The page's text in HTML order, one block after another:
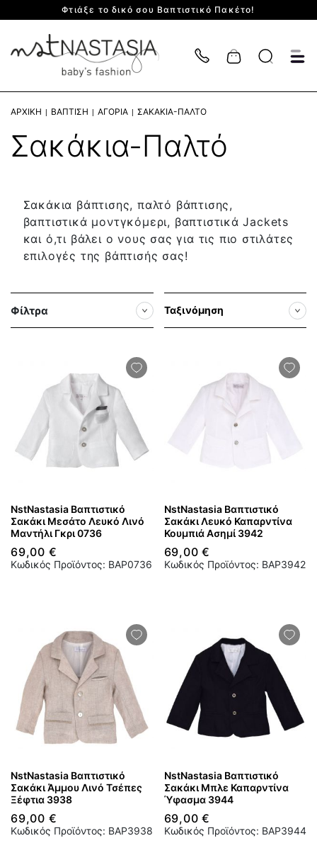
Φτιάξε το δικό σου Βαπτιστικό Πακέτο!
Cart
ΑΡΧΙΚΉ ΒΆΠΤΙΣΗ ΑΓΌΡΙΑ ΣΑΚΆΚΙΑ-ΠΑΛΤΌ
Σακάκια-Παλτό
Σακάκια βάπτισης, παλτό βάπτισης,
βαπτιστικά μοντγκόμερι, βαπτιστικά Jackets
και ό,τι βάλει ο νους σας για τις πιο στιλάτες
επιλογές της βάπτισής σας!
Ταξινόμηση
NstNastasia Βαπτιστικό
Σακάκι Μεσάτο Λευκό Λινό
Μαντήλι Γκρι 0736
69,00 €
Κωδικός Προϊόντος: BAP0736
NstNastasia Βαπτιστικό
Σακάκι Λευκό Καπαρντίνα
Κουμπιά Ασημί 3942
69,00 €
Κωδικός Προϊόντος: BAP3942
NstNastasia Βαπτιστικό
Σακάκι Άμμου Λινό Τσέπες
Ξέφτια 3938
69,00 €
Κωδικός Προϊόντος: BAP3938
NstNastasia Βαπτιστικό
Σακάκι Μπλε Καπαρντίνα
Ύφασμα 3944
69,00 €
Κωδικός Προϊόντος: BAP3944
Φίλτρα